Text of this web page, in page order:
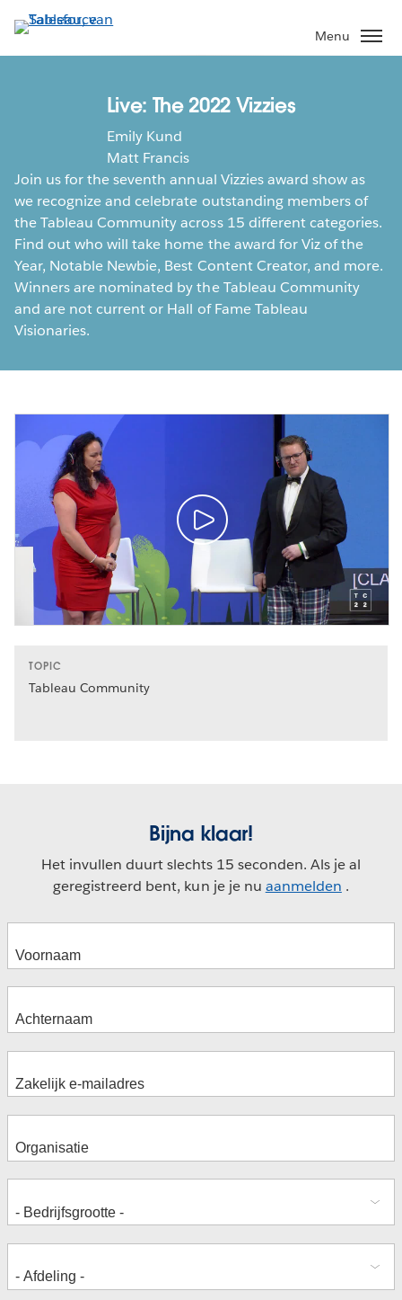
Verder
naar
hoofdinhoud
Menu
Live: The 2022 Vizzies
Emily Kund
Matt Francis
Join us for the seventh annual Vizzies award show as
we recognize and celebrate outstanding members of
the Tableau Community across 15 different categories.
Find out who will take home the award for Viz of the
Year, Notable Newbie, Best Content Creator, and more.
Winners are nominated by the Tableau Community
and are not current or Hall of Fame Tableau
Visionaries.
TOPIC
Tableau Community
Bijna klaar!
Het invullen duurt slechts 15 seconden. Als je al
geregistreerd bent, kun je je nu aanmelden .